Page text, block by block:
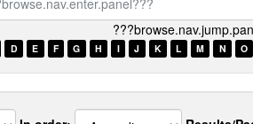
D E F G H I J K L M N O